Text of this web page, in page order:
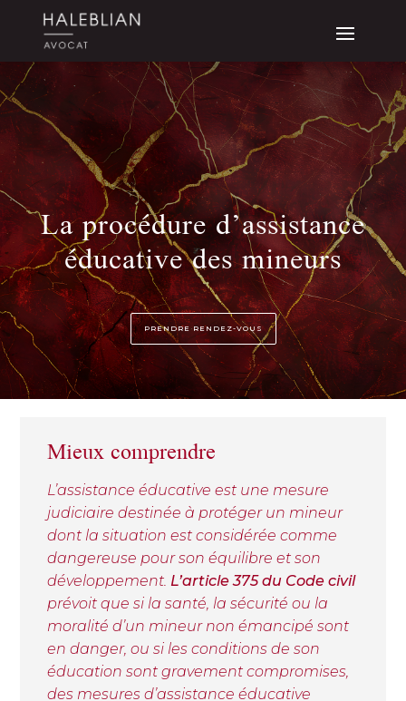
La procédure d’assistance
éducative des mineurs
PRENDRE RENDEZ-VOUS
Mieux comprendre
L’assistance éducative est une mesure
judiciaire destinée à protéger un mineur
dont la situation est considérée comme
dangereuse pour son équilibre et son
développement. L’article 375 du Code civil
prévoit que si la santé, la sécurité ou la
moralité d’un mineur non émancipé sont
en danger, ou si les conditions de son
éducation sont gravement compromises,
des mesures d’assistance éducative